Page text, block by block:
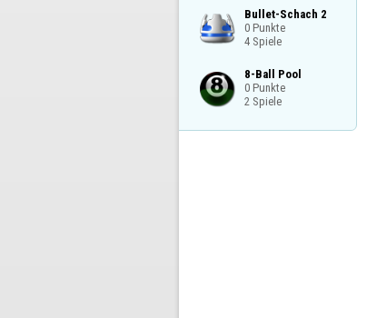
Bullet-Schach 2
0 Punkte
4 Spiele
8-Ball Pool
0 Punkte
2 Spiele